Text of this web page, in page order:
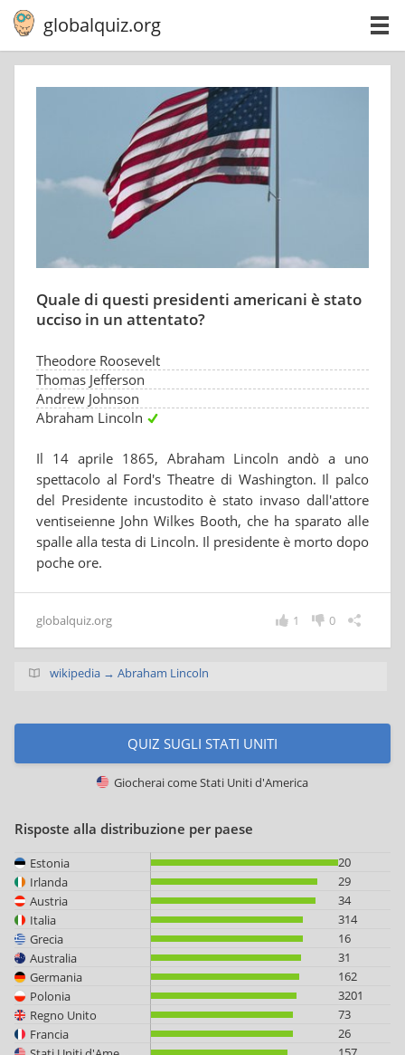
globalquiz.org
Quale di questi presidenti americani è stato
ucciso in un attentato?
Theodore Roosevelt
Thomas Jefferson
Andrew Johnson
Abraham Lincoln
Il 14 aprile 1865, Abraham Lincoln andò a uno
spettacolo al Ford's Theatre di Washington. Il palco
del Presidente incustodito è stato invaso dall'attore
ventiseienne John Wilkes Booth, che ha sparato alle
spalle alla testa di Lincoln. Il presidente è morto dopo
poche ore.
globalquiz.org 0
1
wikipedia → Abraham Lincoln
QUIZ SUGLI STATI UNITI
Giocherai comeStati Uniti d'America
Risposte alla distribuzione per paese
Estonia
20
Irlanda
29
Austria
34
Italia
314
Grecia
16
Australia
31
Germania
162
Polonia
3201
Regno Unito
73
Francia
26